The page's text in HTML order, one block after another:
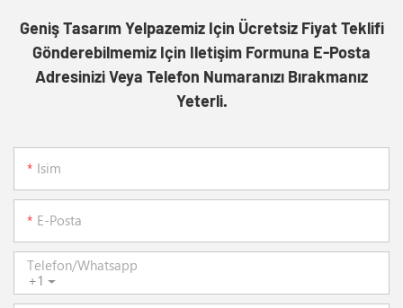
Geniş Tasarım Yelpazemiz Için Ücretsiz Fiyat Teklifi
Gönderebilmemiz Için Iletişim Formuna E-Posta
Adresinizi Veya Telefon Numaranızı Bırakmanız
Yeterli.
Isim
E-Posta
+1
Telefon/whatsapp